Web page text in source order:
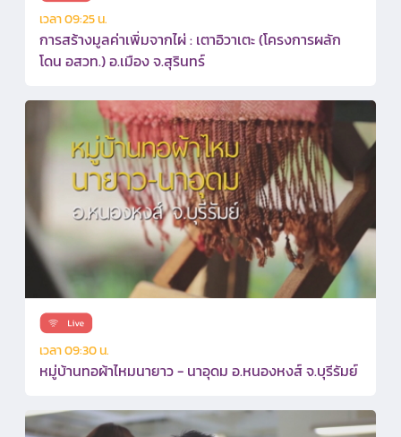
เวลา 09:25 น.
การสร้างมูลค่าเพิ่มจากไผ่ : เตาอิวาเตะ (โครงการผลัก
โดน อสวท.) อ.เมือง จ.สุรินทร์
เวลา 09:30 น.
หมู่บ้านทอผ้าไหมนายาว - นาอุดม อ.หนองหงส์ จ.บุรีรัมย์